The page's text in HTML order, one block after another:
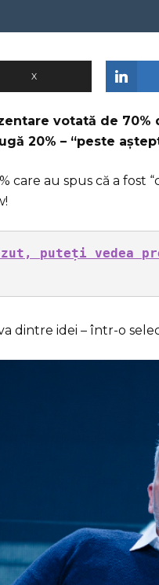
X
votată de
20% – “peste
care au spus că a fost
puteți vedea
dintre idei – într-o